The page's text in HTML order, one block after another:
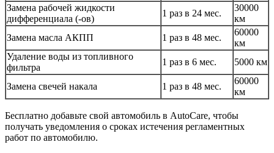
Замена рабочей жидкости
дифференциала (-ов)
1 раз в 24 мес.
30000
км
Замена масла АКПП
1 раз в 48 мес.
60000
км
Удаление воды из топливного
фильтра
1 раз в 6 мес. 5000 км
Замена свечей накала 1 раз в 48 мес.
60000
км
Бесплатно добавьте свой автомобиль в AutoCare, чтобы
получать уведомления о сроках истечения регламентных
работ по автомобилю.